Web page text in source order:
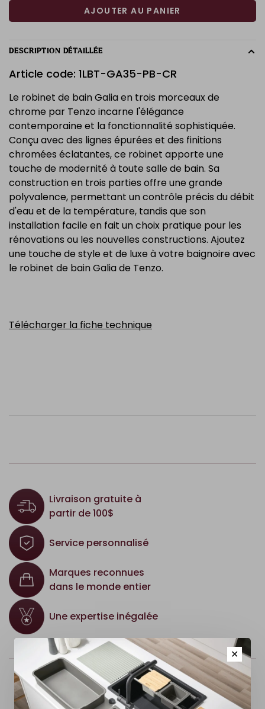
AJOUTER AU PANIER
DESCRIPTION DÉTAILLÉE
Article code: 1LBT-GA35-PB-CR
Le robinet de bain Galia en trois morceaux de
chrome par Tenzo incarne l'élégance
contemporaine et la fonctionnalité sophistiquée.
Conçu avec des lignes épurées et des finitions
chromées éclatantes, ce robinet apporte une
touche de modernité à toute salle de bain. Sa
construction en trois parties offre une grande
polyvalence, permettant un contrôle précis du débit
d'eau et de la température, tandis que son
installation facile en fait un choix pratique pour les
rénovations ou les nouvelles constructions. Ajoutez
une touche de style et de luxe à votre baignoire avec
le robinet de bain Galia de Tenzo.
Télécharger la fiche technique
Livraison gratuite à
partir de 100$
Service personnalisé
Marques reconnues
dans le monde entier
Une expertise inégalée
✕